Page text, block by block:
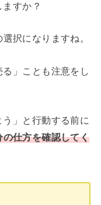
すか？
択になりますね。
」ことも注意をし
う」と行動する前に
の仕方を確認してく